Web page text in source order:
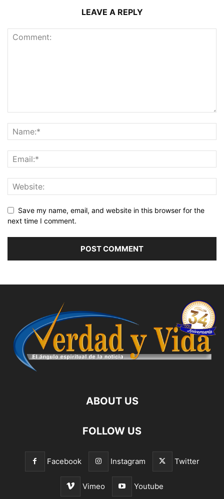
LEAVE A REPLY
Save my name, email, and website in this browser for the
next time I comment.
ABOUT US
FOLLOW US
Facebook Instagram Twitter
Vimeo Youtube